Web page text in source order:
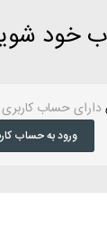
خود
دارای حساب
ورود به حساب